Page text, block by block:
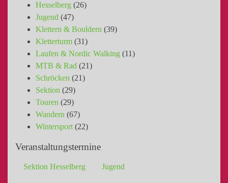
Hesselberg (26)
Jugend (47)
Klettern & Bouldern (39)
Kletterturm (31)
Laufen & Nordic Walking (11)
MTB & Rad (21)
Schröcken (21)
Sektion (29)
Touren (29)
Wandern (67)
Wintersport (22)
Veranstaltungstermine
Sektion Hesselberg Jugend